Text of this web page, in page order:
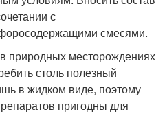
с
смесями.
природных месторождениях
столь полезный
в жидком виде, поэтому
пригодны для